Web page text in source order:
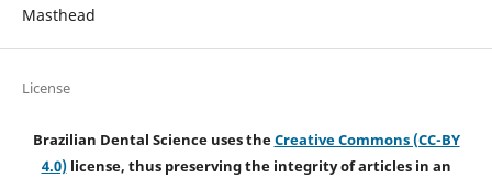
Masthead
License
Brazilian Dental Science uses theCreative Commons (CC-BY
4.0)license, thus preserving the integrity of articles in an